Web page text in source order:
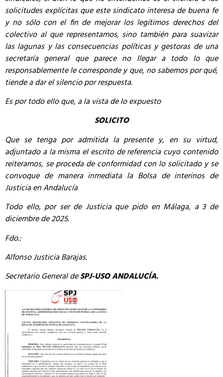
solicitudes explícitas que este sindicato interesa de buena fe
y no sólo con el fin de mejorar los legítimos derechos del
colectivo al que representamos, sino también para suavizar
las lagunas y las consecuencias políticas y gestoras de una
secretaría general que parece no llegar a todo lo que
responsablemente le corresponde y que, no sabemos por qué,
tiende a dar el silencio por respuesta.
Es por todo ello que, a la vista de lo expuesto
SOLICITO
Que se tenga por admitida la presente y, en su virtud,
adjuntado a la misma el escrito de referencia cuyo contenido
reiteramos, se proceda de conformidad con lo solicitado y se
convoque de manera inmediata la Bolsa de interinos de
Justicia en Andalucía
Todo ello, por ser de Justicia que pido en Málaga, a 3 de
diciembre de 2025.
Fdo.:
Alfonso Justicia Barajas.
Secretario General deSPJ-USO ANDALUCÍA.